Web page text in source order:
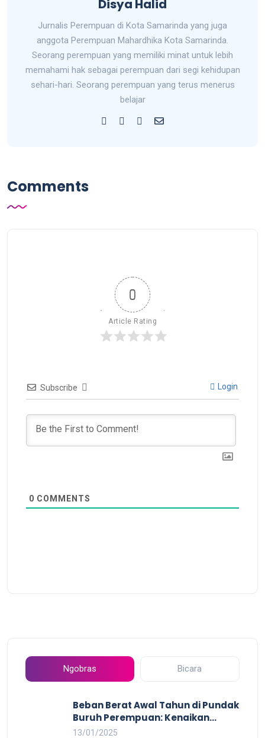
Disya Halid
Jurnalis Perempuan di Kota Samarinda yang juga
anggota Perempuan Mahardhika Kota Samarinda.
Seorang perempuan yang memiliki minat untuk lebih
memahami hak sebagai perempuan dari segi kehidupan
sehari-hari. Seorang perempuan yang terus menerus
belajar
Comments
0
Article Rating
Subscribe Login
0 COMMENTS
Ngobras Bicara
Beban Berat Awal Tahun di Pundak
Buruh Perempuan: Kenaikan
Harga yang Mencekik, Ancaman
13/01/2025